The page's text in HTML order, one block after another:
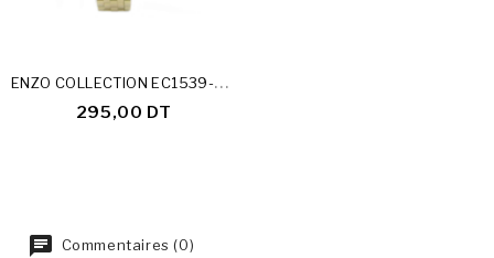
E
NZO COLLECTION EC1539-MF-25-D
295,00 DT
Commentaires (0)